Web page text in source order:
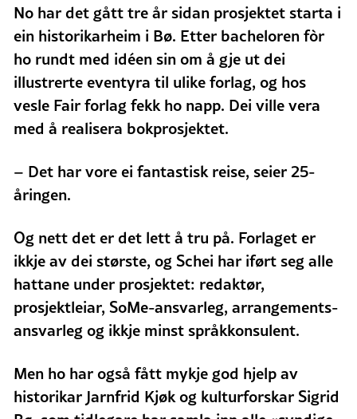
No har det gått tre år sidan prosjektet starta i
ein historikarheim i Bø. Etter bacheloren fòr
ho rundt med idéen sin om å gje ut dei
illustrerte eventyra til ulike forlag, og hos
vesle Fair forlag fekk ho napp. Dei ville vera
med å realisera bokprosjektet.
– Det har vore ei fantastisk reise, seier 25-
åringen.
Og nett det er det lett å tru på. Forlaget er
ikkje av dei største, og Schei har iført seg alle
hattane under prosjektet: redaktør,
prosjektleiar, SoMe-ansvarleg, arrangements-
ansvarleg og ikkje minst språkkonsulent.
Men ho har også fått mykje god hjelp av
historikar Jarnfrid Kjøk og kulturforskar Sigrid